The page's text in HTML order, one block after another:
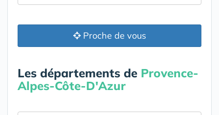
Proche de vous
Les départements de Provence-
Alpes-Côte-D'Azur